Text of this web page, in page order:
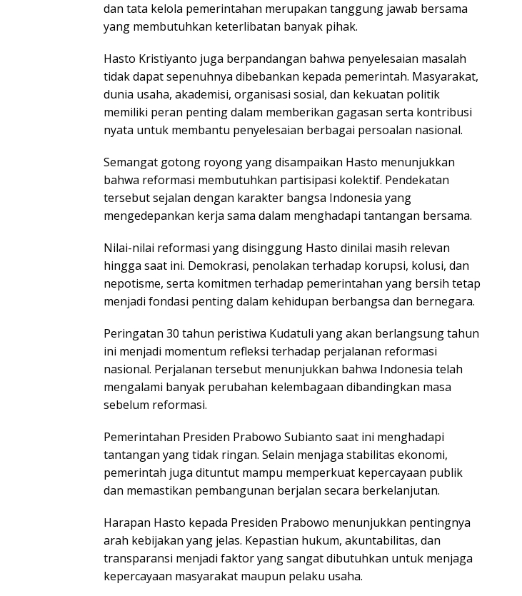
dan tata kelola pemerintahan merupakan tanggung jawab bersama
yang membutuhkan keterlibatan banyak pihak.
Hasto Kristiyanto juga berpandangan bahwa penyelesaian masalah
tidak dapat sepenuhnya dibebankan kepada pemerintah. Masyarakat,
dunia usaha, akademisi, organisasi sosial, dan kekuatan politik
memiliki peran penting dalam memberikan gagasan serta kontribusi
nyata untuk membantu penyelesaian berbagai persoalan nasional.
Semangat gotong royong yang disampaikan Hasto menunjukkan
bahwa reformasi membutuhkan partisipasi kolektif. Pendekatan
tersebut sejalan dengan karakter bangsa Indonesia yang
mengedepankan kerja sama dalam menghadapi tantangan bersama.
Nilai-nilai reformasi yang disinggung Hasto dinilai masih relevan
hingga saat ini. Demokrasi, penolakan terhadap korupsi, kolusi, dan
nepotisme, serta komitmen terhadap pemerintahan yang bersih tetap
menjadi fondasi penting dalam kehidupan berbangsa dan bernegara.
Peringatan 30 tahun peristiwa Kudatuli yang akan berlangsung tahun
ini menjadi momentum refleksi terhadap perjalanan reformasi
nasional. Perjalanan tersebut menunjukkan bahwa Indonesia telah
mengalami banyak perubahan kelembagaan dibandingkan masa
sebelum reformasi.
Pemerintahan Presiden Prabowo Subianto saat ini menghadapi
tantangan yang tidak ringan. Selain menjaga stabilitas ekonomi,
pemerintah juga dituntut mampu memperkuat kepercayaan publik
dan memastikan pembangunan berjalan secara berkelanjutan.
Harapan Hasto kepada Presiden Prabowo menunjukkan pentingnya
arah kebijakan yang jelas. Kepastian hukum, akuntabilitas, dan
transparansi menjadi faktor yang sangat dibutuhkan untuk menjaga
kepercayaan masyarakat maupun pelaku usaha.